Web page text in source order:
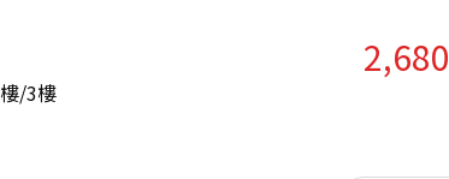
樓/3樓
2,680